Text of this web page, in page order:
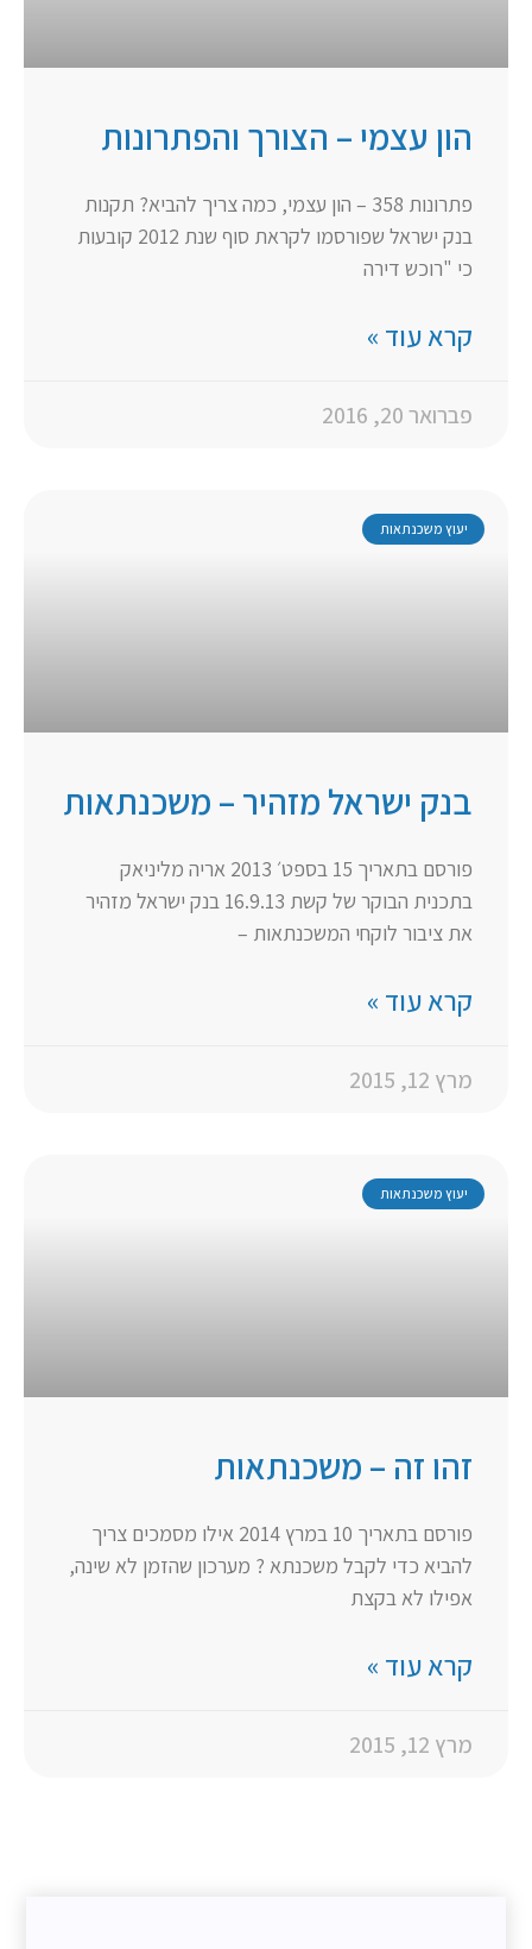
הון עצמי – הצורך והפתרונות
פתרונות 358 – הון עצמי, כמה צריך להביא? תקנות
בנק ישראל שפורסמו לקראת סוף שנת 2012 קובעות
כי "רוכש דירה
קרא עוד »
פברואר 20, 2016
יעוץ משכנתאות
בנק ישראל מזהיר – משכנתאות
פורסם בתאריך 15 בספט׳ 2013 אריה מליניאק
בתכנית הבוקר של קשת 16.9.13 בנק ישראל מזהיר
את ציבור לוקחי המשכנתאות –
קרא עוד »
מרץ 12, 2015
יעוץ משכנתאות
זהו זה – משכנתאות
פורסם בתאריך 10 במרץ 2014 אילו מסמכים צריך
להביא כדי לקבל משכנתא ? מערכון שהזמן לא שינה,
אפילו לא בקצת
קרא עוד »
מרץ 12, 2015